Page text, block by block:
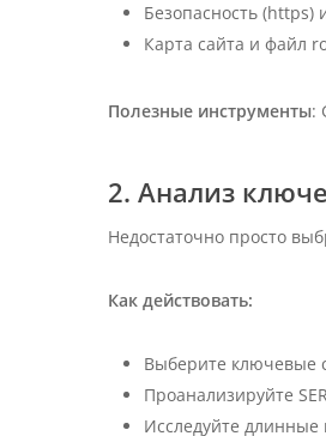
Безопасность (https)
Карта сайта и файл
Полезные инструменты:
2. Анализ
Недостаточно просто
Как действовать:
Выберите ключевые
Проанализируйте
Исследуйте